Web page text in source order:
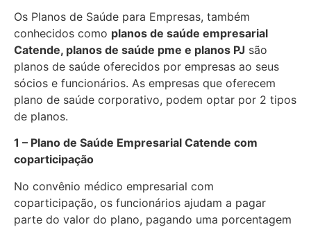
Os Planos de Saúde para Empresas, também
conhecidos como planos de saúde empresarial
Catende, planos de saúde pme e planos PJ são
planos de saúde oferecidos por empresas ao seus
sócios e funcionários. As empresas que oferecem
plano de saúde corporativo, podem optar por 2 tipos
de planos.
1 – Plano de Saúde Empresarial Catende com
coparticipação
No convênio médico empresarial com
coparticipação, os funcionários ajudam a pagar
parte do valor do plano, pagando uma porcentagem